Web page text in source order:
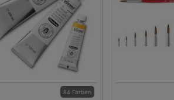
84 Farben